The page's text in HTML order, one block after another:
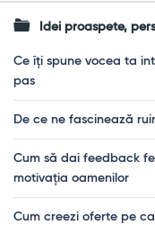
Idei proaspete,
Ce îți spune vocea ta
pas
De ce ne fascinează
Cum să dai feedback
motivația oamenilor
Cum creezi oferte pe